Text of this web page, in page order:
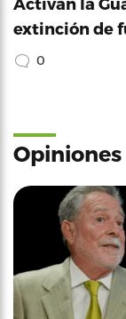
extinción de
0
Opiniones